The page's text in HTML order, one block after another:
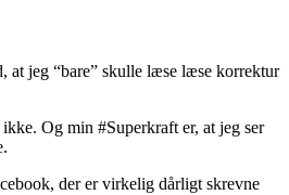
at jeg “bare” skulle læse læse korrektur
Og min #Superkraft er, at jeg ser
der er virkelig dårligt skrevne